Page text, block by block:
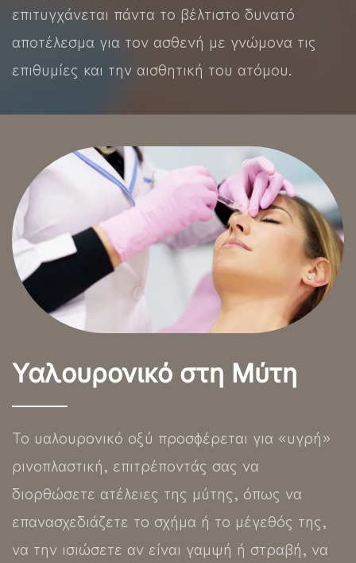
επιτυγχάνεται πάντα το βέλτιστο δυνατό
αποτέλεσμα για τον ασθενή με γνώμονα τις
επιθυμίες και την αισθητική του ατόμου.
Υαλουρονικό στη Μύτη
Το υαλουρονικό οξύ προσφέρεται για «υγρή»
ρινοπλαστική, επιτρέποντάς σας να
διορθώσετε ατέλειες της μύτης, όπως να
επανασχεδιάζετε το σχήμα ή το μέγεθός της,
να την ισιώσετε αν είναι γαμψή ή στραβή, να